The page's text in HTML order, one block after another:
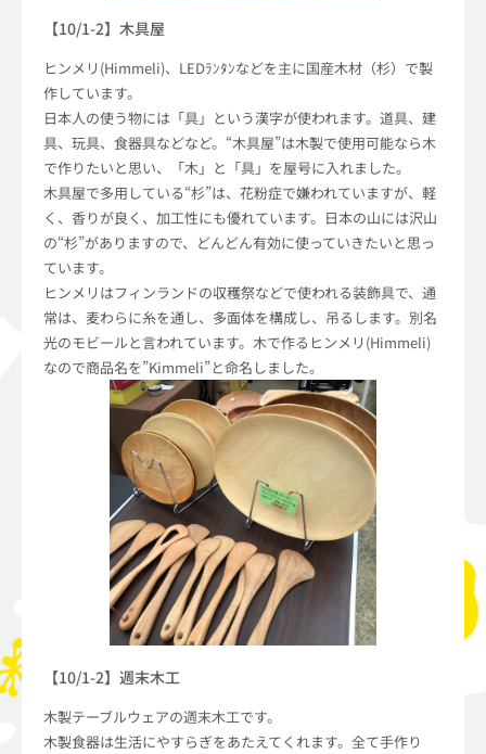
【10/1-2】木具屋
ヒンメリ(Himmeli)、LEDﾗﾝﾀﾝなどを主に国産木材（杉）で製
作しています。
日本人の使う物には「具」という漢字が使われます。道具、建
具、玩具、食器具などなど。“木具屋”は木製で使用可能なら木
で作りたいと思い、「木」と「具」を屋号に入れました。
木具屋で多用している“杉”は、花粉症で嫌われていますが、軽
く、香りが良く、加工性にも優れています。日本の山には沢山
の“杉”がありますので、どんどん有効に使っていきたいと思っ
ています。
ヒンメリはフィンランドの収穫祭などで使われる装飾具で、通
常は、麦わらに糸を通し、多面体を構成し、吊るします。別名
光のモビールと言われています。木で作るヒンメリ(Himmeli)
なので商品名を”Kimmeli”と命名しました。
【10/1-2】週末木工
木製テーブルウェアの週末木工です。
木製食器は生活にやすらぎをあたえてくれます。全て手作り